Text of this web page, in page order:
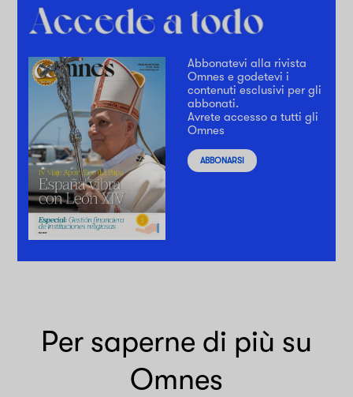
Abbonatevi alla rivista
Omnes e godetevi i
contenuti esclusivi per gli
abbonati.
Avrete accesso a tutti gli
Omnes
ABBONARSI
Per saperne di più su
Omnes